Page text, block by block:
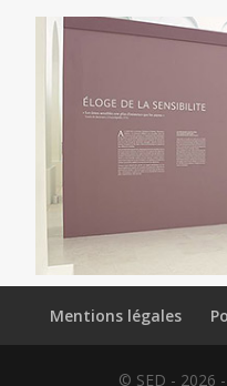
Mentions légales
© SED - 2026